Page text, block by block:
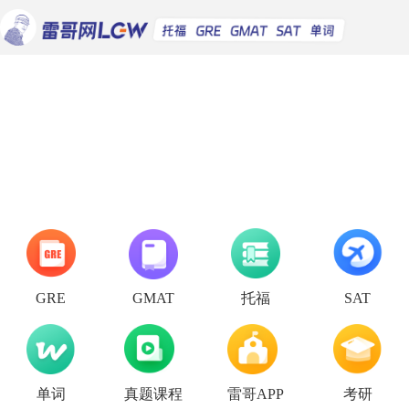
GRE GMAT 托福 SAT
单词 真题课程 雷哥APP 考研